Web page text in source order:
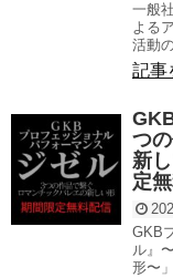
一般
よる
活動
記事
つ
新
定
GKB
ル』
形〜